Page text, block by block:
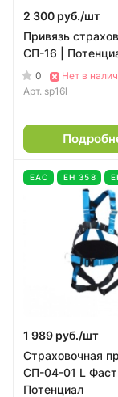
2 300 руб./шт
Привязь
СП-16 |
0
Нет в
Арт. sp16l
EAC ЕН 358
1 989 руб./шт
Страховочная
СП-04-01 L Фаст
Потенциал